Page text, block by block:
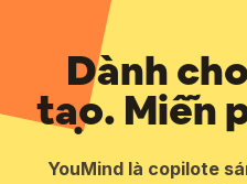
Dành
tạo. Miễn
YouMind là copilote